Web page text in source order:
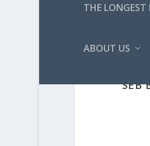
THE LONGEST
ABOUT US
SEB